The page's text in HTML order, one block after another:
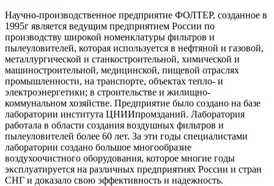
Научно-производственное предприятие ФОЛТЕР, созданное в
1995г является ведущим предприятием России по
производству широкой номенклатуры фильтров и
пылеуловителей, которая используется в нефтяной и газовой,
металлургической и станкостроительной, химической и
машиностроительной, медицинской, пищевой отраслях
промышленности, на транспорте, объектах тепло- и
электроэнергетики; в строительстве и жилищно-
коммунальном хозяйстве. Предприятие было создано на базе
лаборатории института ЦНИИпромзданий. Лаборатория
работала в области создания воздушных фильтров и
пылеуловителей более 60 лет. За эти годы специалистами
лаборатории создано большое многообразие
воздухоочистного оборудования, которое многие годы
эксплуатируется на различных предприятиях России и стран
СНГ и доказало свою эффективность и надежность.